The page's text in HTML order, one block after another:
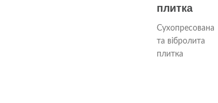
плитка
Сухопресована
та вібролита
плитка